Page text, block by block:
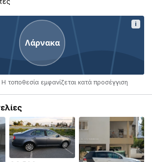
Λάρνακα
i
Η τοποθεσία εμφανίζεται κατά προσέγγιση